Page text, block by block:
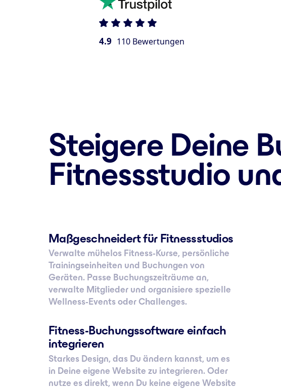
4.9 110 Bewertungen
Steigere Deine
Fitnessstudio
Maßgeschneidert für Fitnessstudios
Verwalte mühelos Fitness-Kurse, persönliche
Trainingseinheiten und Buchungen von
Geräten. Passe Buchungszeiträume an,
verwalte Mitglieder und organisiere spezielle
Wellness-Events oder Challenges.
Fitness-Buchungssoftware einfach
integrieren
Starkes Design, das Du ändern kannst, um es
in Deine eigene Website zu integrieren. Oder
nutze es direkt, wenn Du keine eigene Website